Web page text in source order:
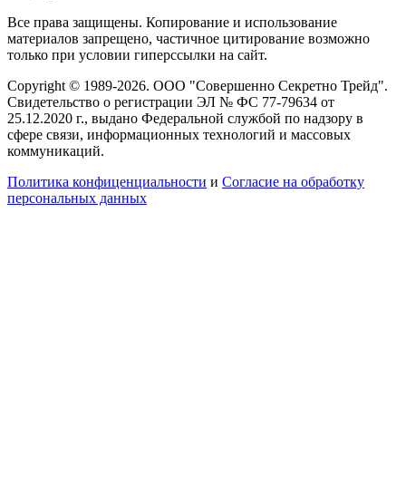
Все права защищены. Копирование и использование
материалов запрещено, частичное цитирование возможно
только при условии гиперссылки на сайт.
Copyright © 1989-2026. ООО "Совершенно Секретно Трейд".
Свидетельство о регистрации ЭЛ № ФС 77-79634 от
25.12.2020 г., выдано Федеральной службой по надзору в
сфере связи, информационных технологий и массовых
коммуникаций.
Политика конфиценциальности и Согласие на обработку
персональных данных